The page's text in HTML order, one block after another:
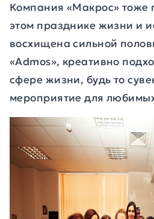
Компания «Макрос» тоже
этом празднике жизни и
восхищена сильной
«Admos», креативно
сфере жизни, будь то
мероприятие для